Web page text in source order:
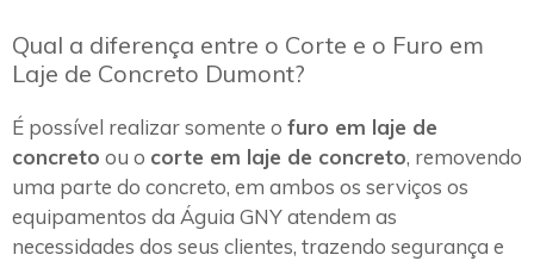
Qual a diferença entre o Corte e o Furo em
Laje de Concreto Dumont?
É possível realizar somente o furo em laje de
concreto ou o corte em laje de concreto, removendo
uma parte do concreto, em ambos os serviços os
equipamentos da Águia GNY atendem as
necessidades dos seus clientes, trazendo segurança e